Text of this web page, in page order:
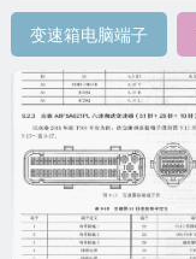
变速箱电脑端子